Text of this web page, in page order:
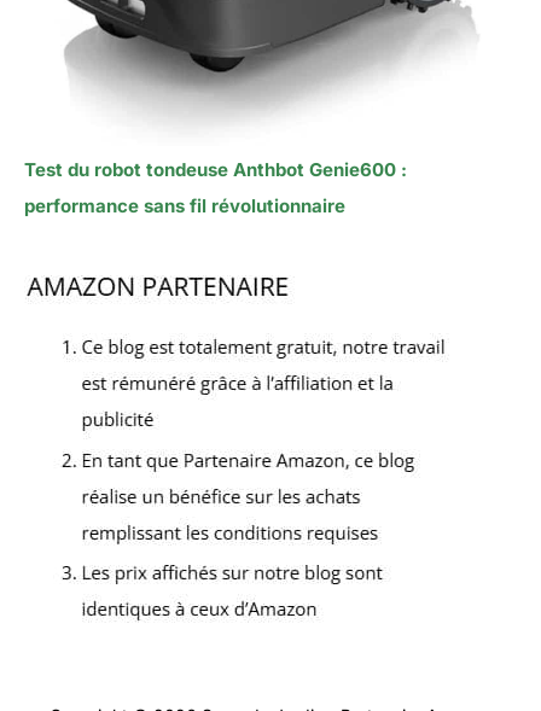
Test du robot tondeuse Anthbot Genie600 :
performance sans fil révolutionnaire